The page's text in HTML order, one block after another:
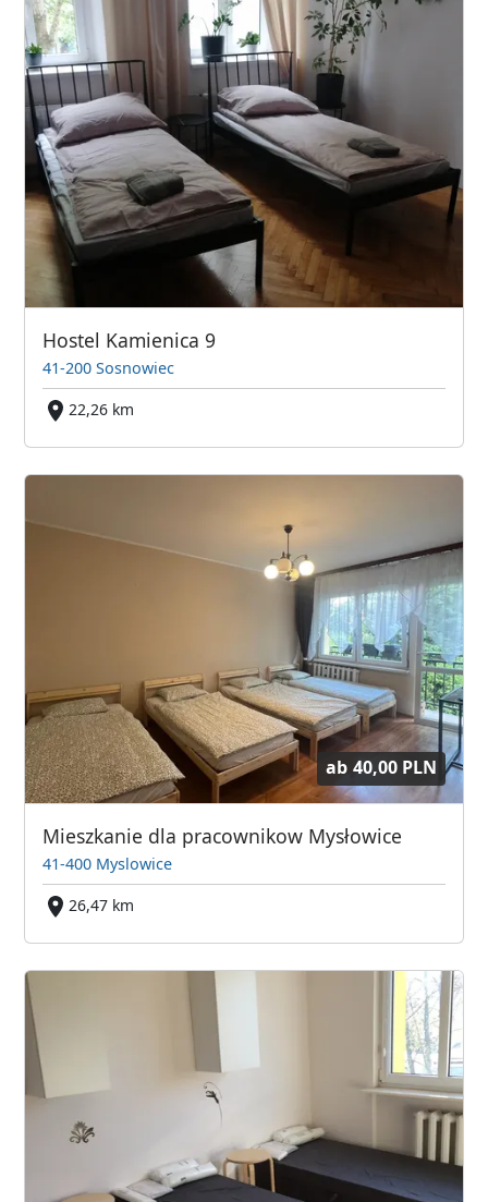
Hostel Kamienica 9
41-200 Sosnowiec
22,26 km
ab 40,00 PLN
Mieszkanie dla pracownikow Mysłowice
41-400 Myslowice
26,47 km